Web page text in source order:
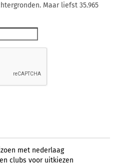
Maar liefst 35.965
met nederlaag
clubs voor uitkiezen